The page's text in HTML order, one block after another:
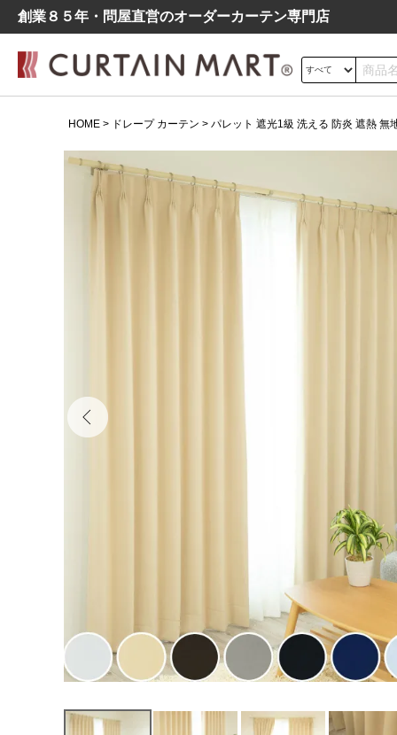
創業８５年・問屋直営のオーダーカーテン専⾨店
ドレープ レース
サイズの測り方
よくあるご質問
テン 00000DP101 【お急ぎオー
ダー品】
HOME ドレープ カーテン パレット 遮光1級 洗える 防炎 遮熱